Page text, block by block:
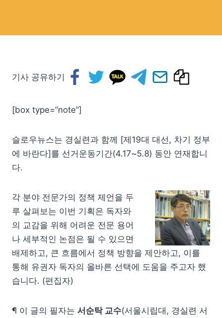
기사 공유하기
[box type=”note”]
슬로우뉴스는 경실련과 함께 [제19대 대선, 차기 정부
에 바란다]를 선거운동기간(4.17~5.8) 동안 연재합니
다.
각 분야 전문가의 정책 제언을 두
루 살펴보는 이번 기획은 독자와
의 교감을 위해 어려운 전문 용어
나 세부적인 논점은 될 수 있으면
배제하고, 큰 흐름에서 정책 방향을 제안하고, 이를
통해 유권자 독자의 올바른 선택에 도움을 주고자 했
습니다. (편집자)
¶ 이 글의 필자는 서순탁 교수(서울시립대, 경실련 서